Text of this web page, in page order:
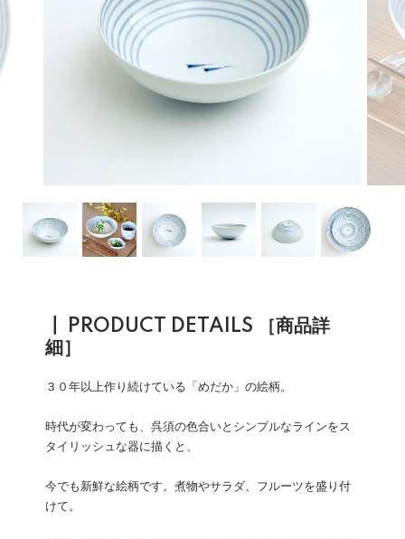
┃ PRODUCT DETAILS ［商品詳
細］
３０年以上作り続けている「めだか」の絵柄。
時代が変わっても、呉須の色合いとシンプルなラインをス
タイリッシュな器に描くと、
今でも新鮮な絵柄です。煮物やサラダ、フルーツを盛り付
けて。